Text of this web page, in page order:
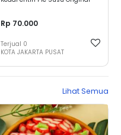
Rp 70.000
Terjual 0
KOTA JAKARTA PUSAT
Lihat Semua